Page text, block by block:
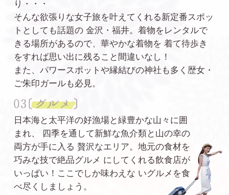
り・・・
そんな欲張りな女子旅を叶えてくれる新定番スポッ
トとしても話題の金沢・福井。着物をレンタルで
きる場所があるので、華やかな着物を 着て待歩き
をすれば思い出に残ること間違いなし！
また、パワースポットや縁結びの神社も多く歴女・
ご朱印ガールも必見。
日本海と太平洋の好漁場と緑豊かな山々に囲
まれ、
四季を通して新鮮な魚介類と山の幸の
両方が手に入る 贅沢なエリア。地元の食材を
巧みな技で絶品グルメ にしてくれる飲食店が
いっぱい！ここでしか味わえな いグルメを食
べ尽くしましょう。